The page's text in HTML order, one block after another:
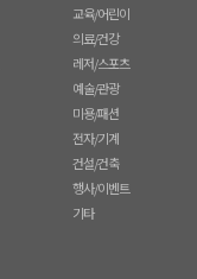
교육/어린이
의료/건강
레저/스포츠
예술/관광
미용/패션
전자/기계
건설/건축
행사/이벤트
기타